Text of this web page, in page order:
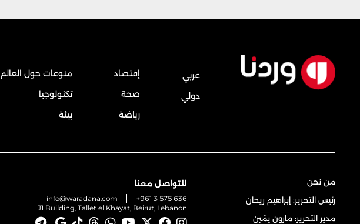
عربي
دولي
إقتصاد
صحة
رياضة
منوعات حول العالم
تكنولوجيا
بيئة
من نحن
رئيس التحرير: إبراهيم ريحان
مدير التحرير: مارون يمّين
للتواصل معنا
info@waradana.com
+961 3 575 636
J1 Building, Tallet el Khayat, Beirut, Lebanon